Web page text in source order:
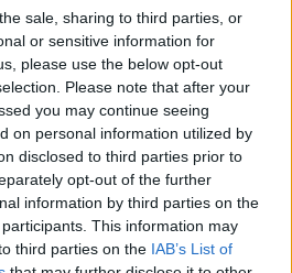
sale, sharing to third parties, or
or sensitive information for
please use the below opt-out
Please note that after your
you may continue seeing
on personal information utilized by
disclosed to third parties prior to
opt-out of the further
information by third parties on the
participants. This information may
third parties on the IAB’s List of
Χτυπήθηκε από
καθ’ οδόν προς τη
σε τουρκικό